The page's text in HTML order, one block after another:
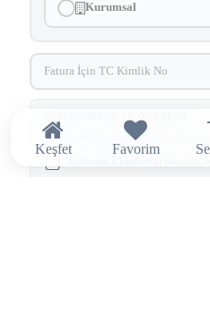
Kurumsal
Üyelik Sözleşmesi 'ni okudum,
Keşfet Favorim